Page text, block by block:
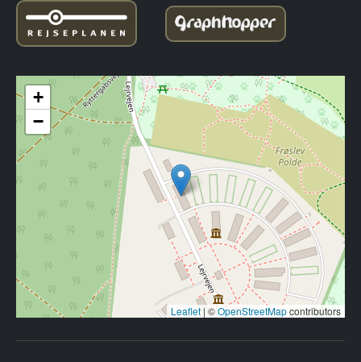
+
−
Leaflet | ©OpenStreetMapcontributors